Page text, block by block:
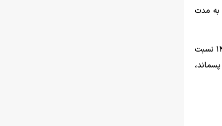
امسال نسبت به مدت
در واقع میانگین قیمت دریافتی توسط ارائه‌دهندگان خدمات به ازای تولید خدماتشان در داخل کشور، در ۱۲ ماه منتهی به خرداد ۱۴۰۴ نسبت
مدیریت پسماند،